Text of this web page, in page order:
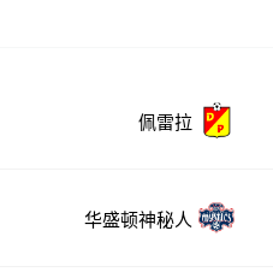
佩雷拉
华盛顿神秘人